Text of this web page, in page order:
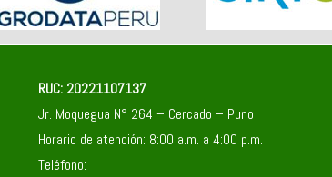
RUC: 20221107137
Jr. Moquegua N° 264 – Cercado – Puno
Horario de atención: 8:00 a.m. a 4:00 p.m.
Teléfono: